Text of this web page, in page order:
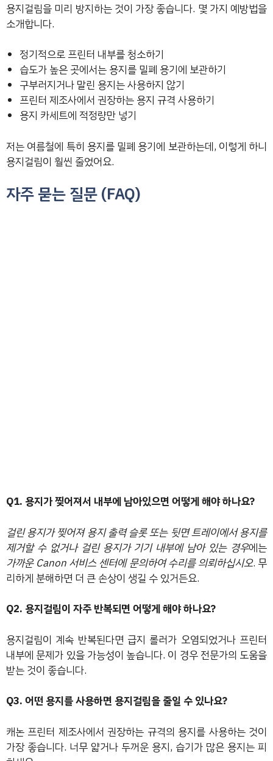
용지걸림을 미리 방지하는 것이 가장 좋습니다. 몇 가지 예방법을
소개합니다.
정기적으로 프린터 내부를 청소하기
습도가 높은 곳에서는 용지를 밀폐 용기에 보관하기
구부러지거나 말린 용지는 사용하지 않기
프린터 제조사에서 권장하는 용지 규격 사용하기
용지 카세트에 적정량만 넣기
저는 여름철에 특히 용지를 밀폐 용기에 보관하는데, 이렇게 하니
용지걸림이 훨씬 줄었어요.
자주 묻는 질문 (FAQ)
Q1. 용지가 찢어져서 내부에 남아있으면 어떻게 해야 하나요?
걸린 용지가 찢어져 용지 출력 슬롯 또는 뒷면 트레이에서 용지를
제거할 수 없거나 걸린 용지가 기기 내부에 남아 있는 경우에는
가까운 Canon 서비스 센터에 문의하여 수리를 의뢰하십시오. 무
리하게 분해하면 더 큰 손상이 생길 수 있거든요.
Q2. 용지걸림이 자주 반복되면 어떻게 해야 하나요?
용지걸림이 계속 반복된다면 급지 롤러가 오염되었거나 프린터
내부에 문제가 있을 가능성이 높습니다. 이 경우 전문가의 도움을
받는 것이 좋습니다.
Q3. 어떤 용지를 사용하면 용지걸림을 줄일 수 있나요?
캐논 프린터 제조사에서 권장하는 규격의 용지를 사용하는 것이
가장 좋습니다. 너무 얇거나 두꺼운 용지, 습기가 많은 용지는 피